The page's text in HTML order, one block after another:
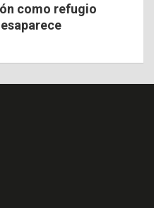
como refugio